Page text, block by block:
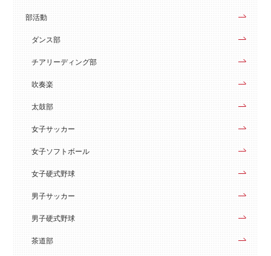
部活動
ダンス部
チアリーディング部
吹奏楽
太鼓部
女子サッカー
女子ソフトボール
女子硬式野球
男子サッカー
男子硬式野球
茶道部